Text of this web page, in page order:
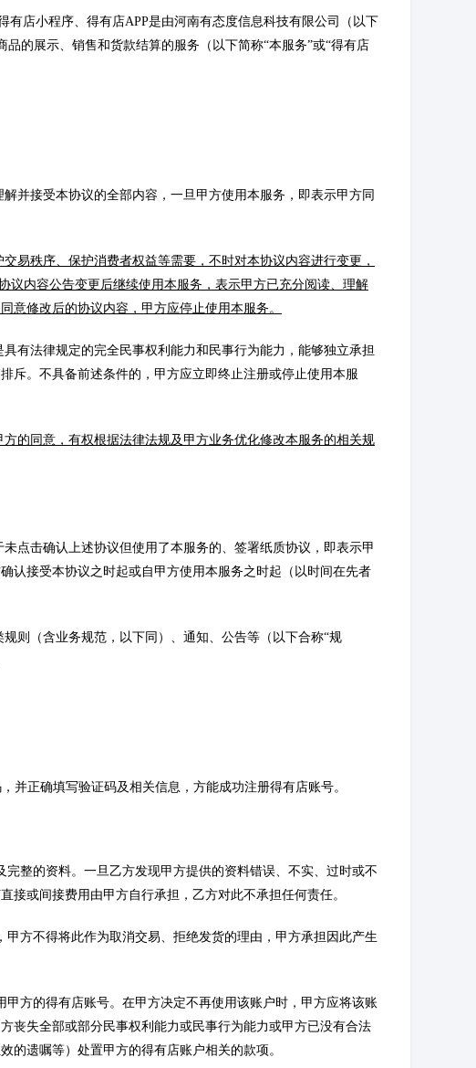
有店小程序、得有店APP是由河南有态度信息科技有限公司（以下
的展示、销售和货款结算的服务（以下简称“本服务”或“得有店
并接受本协议的全部内容，一旦甲方使用本服务，即表示甲方同
易秩序、保护消费者权益等需要，不时对本协议内容进行变更，
议内容公告变更后继续使用本服务，表示甲方已充分阅读、理解
意修改后的协议内容，甲方应停止使用本服务。
有法律规定的完全民事权利能力和民事行为能力，能够独立承担
斥。不具备前述条件的，甲方应立即终止注册或停止使用本服
的同意，有权根据法律法规及甲方业务优化修改本服务的相关规
点击确认上述协议但使用了本服务的、签署纸质协议，即表示甲
认接受本协议之时起或自甲方使用本服务之时起（以时间在先者
则（含业务规范，以下同）、通知、公告等（以下合称“规
并正确填写验证码及相关信息，方能成功注册得有店账号。
整的资料。一旦乙方发现甲方提供的资料错误、不实、过时或不
接或间接费用由甲方自行承担，乙方对此不承担任何责任。
方不得将此作为取消交易、拒绝发货的理由，甲方承担因此产生
方的得有店账号。在甲方决定不再使用该账户时，甲方应将该账
丧失全部或部分民事权利能力或民事行为能力或甲方已没有合法
的遗嘱等）处置甲方的得有店账户相关的款项。